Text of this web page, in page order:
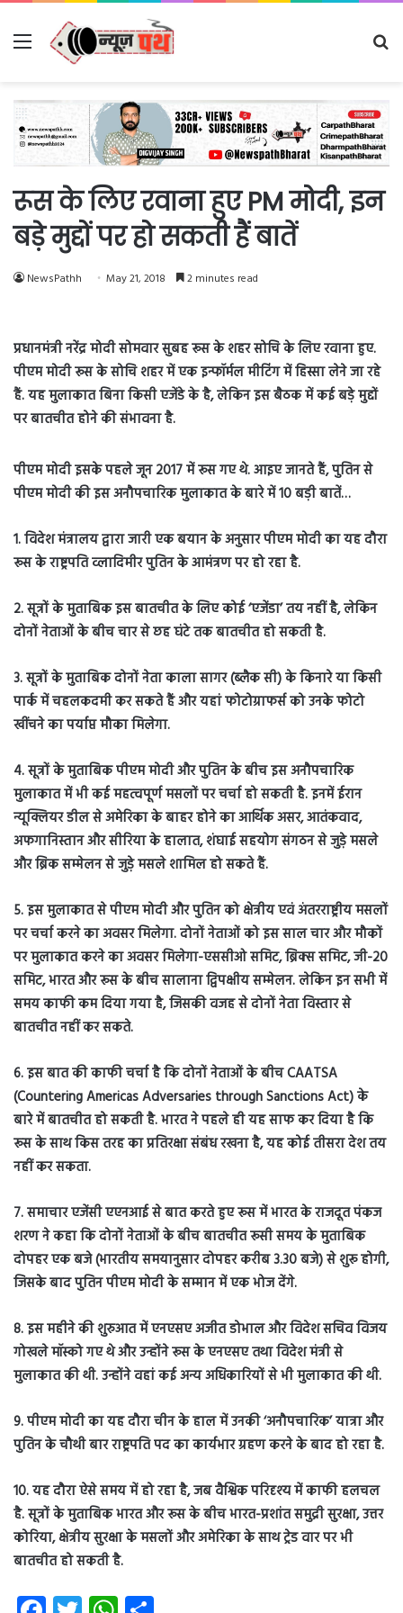
Menu
रूस के लिए रवाना हुए PM मोदी, इन
बड़े मुद्दों पर हो सकती हैं बातें
NewsPathh May 21, 2018 2 minutes read
प्रधानमंत्री नरेंद्र मोदी सोमवार सुबह रूस के शहर सोचि के लिए रवाना हुए.
पीएम मोदी रूस के सोचि शहर में एक इन्फॉर्मल मीटिंग में हिस्सा लेने जा रहे
हैं. यह मुलाकात बिना किसी एजेंडे के है, लेकिन इस बैठक में कई बड़े मुद्दों
पर बातचीत होने की संभावना है.
पीएम मोदी इसके पहले जून 2017 में रूस गए थे. आइए जानते हैं, पुतिन से
पीएम मोदी की इस अनौपचारिक मुलाकात के बारे में 10 बड़ी बातें…
1. विदेश मंत्रालय द्वारा जारी एक बयान के अनुसार पीएम मोदी का यह दौरा
रूस के राष्ट्रपति व्लादिमीर पुतिन के आमंत्रण पर हो रहा है.
2. सूत्रों के मुताबिक इस बातचीत के लिए कोई ‘एजेंडा’ तय नहीं है, लेकिन
दोनों नेताओं के बीच चार से छह घंटे तक बातचीत हो सकती है.
3. सूत्रों के मुताबिक दोनों नेता काला सागर (ब्लैक सी) के किनारे या किसी
पार्क में चहलकदमी कर सकते हैं और यहां फोटोग्राफर्स को उनके फोटो
खींचने का पर्याप्त मौका मिलेगा.
4. सूत्रों के मुताबिक पीएम मोदी और पुतिन के बीच इस अनौपचारिक
मुलाकात में भी कई महत्वपूर्ण मसलों पर चर्चा हो सकती है. इनमें ईरान
न्यूक्लियर डील से अमेरिका के बाहर होने का आर्थिक असर, आतंकवाद,
अफगानिस्तान और सीरिया के हालात, शंघाई सहयोग संगठन से जुड़े मसले
और ब्रिक सम्मेलन से जुड़े मसले शामिल हो सकते हैं.
5. इस मुलाकात से पीएम मोदी और पुतिन को क्षेत्रीय एवं अंतरराष्ट्रीय मसलों
पर चर्चा करने का अवसर मिलेगा. दोनों नेताओं को इस साल चार और मौकों
पर मुलाकात करने का अवसर मिलेगा-एससीओ समिट, ब्रिक्स समिट, जी-20
समिट, भारत और रूस के बीच सालाना द्व‍िपक्षीय सम्मेलन. लेकिन इन सभी में
समय काफी कम दिया गया है, जिसकी वजह से दोनों नेता विस्तार से
बातचीत नहीं कर सकते.
6. इस बात की काफी चर्चा है कि दोनों नेताओं के बीच CAATSA
(Countering Americas Adversaries through Sanctions Act) के
बारे में बातचीत हो सकती है. भारत ने पहले ही यह साफ कर दिया है कि
रूस के साथ किस तरह का प्रतिरक्षा संबंध रखना है, यह कोई तीसरा देश तय
नहीं कर सकता.
7. समाचार एजेंसी एएनआई से बात करते हुए रूस में भारत के राजदूत पंकज
शरण ने कहा कि दोनों नेताओं के बीच बातचीत रूसी समय के मुताबिक
दोपहर एक बजे (भारतीय समयानुसार दोपहर करीब 3.30 बजे) से शुरू होगी,
जिसके बाद पुतिन पीएम मोदी के सम्मान में एक भोज देंगे.
8. इस महीने की शुरुआत में एनएसए अजीत डोभाल और विदेश सचिव विजय
गोखले मॉस्को गए थे और उन्होंने रूस के एनएसए तथा विदेश मंत्री से
मुलाकात की थी. उन्होंने वहां कई अन्य अधिकारियों से भी मुलाकात की थी.
9. पीएम मोदी का यह दौरा चीन के हाल में उनकी ‘अनौपचारिक’ यात्रा और
पुतिन के चौथी बार राष्ट्रपति पद का कार्यभार ग्रहण करने के बाद हो रहा है.
10. यह दौरा ऐसे समय में हो रहा है, जब वैश्विक परिदृश्य में काफी हलचल
है. सूत्रों के मुताबिक भारत और रूस के बीच भारत-प्रशांत समुद्री सुरक्षा, उत्तर
कोरिया, क्षेत्रीय सुरक्षा के मसलों और अमेरिका के साथ ट्रेड वार पर भी
बातचीत हो सकती है.